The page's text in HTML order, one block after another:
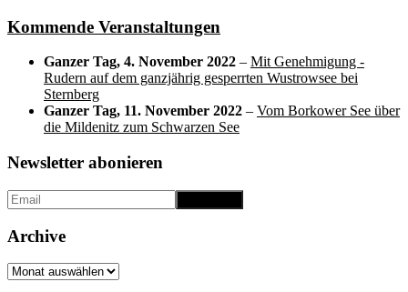
Kommende Veranstaltungen
Ganzer Tag, 4. November 2022 – Mit Genehmigung -
Rudern auf dem ganzjährig gesperrten Wustrowsee bei
Sternberg
Ganzer Tag, 11. November 2022 – Vom Borkower See über
die Mildenitz zum Schwarzen See
Newsletter abonieren
Archive
Archive